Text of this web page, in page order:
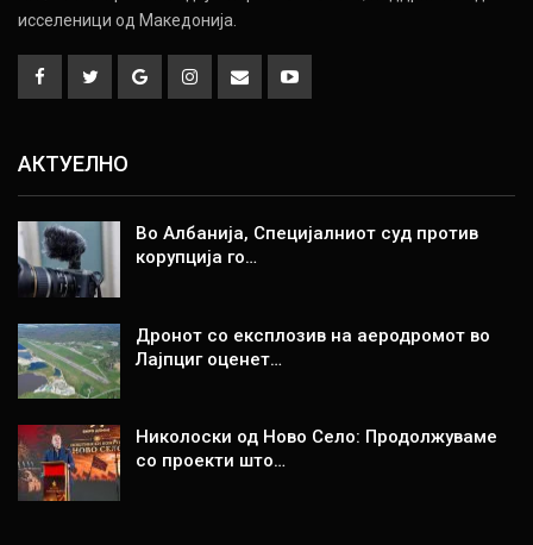
исселеници од Македонија.
АКТУЕЛНО
Во Албанија, Специјалниот суд против
корупција го…
Дронот со експлозив на аеродромот во
Лајпциг оценет…
Николоски од Ново Село: Продолжуваме
со проекти што…